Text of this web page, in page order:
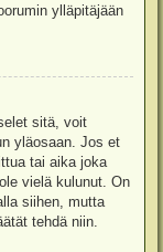
ylläpitäjään
sitä, voit
yläosaan. Jos et
tai aika joka
vielä kulunut. On
siihen, mutta
tehdä niin.